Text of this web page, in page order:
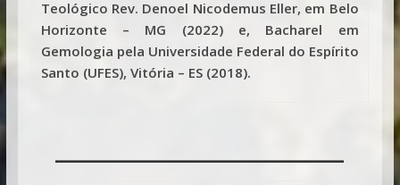
Teológico Rev. Denoel Nicodemus Eller, em Belo
Horizonte – MG (2022) e, Bacharel em
Gemologia pela Universidade Federal do Espírito
Santo (UFES), Vitória – ES (2018).